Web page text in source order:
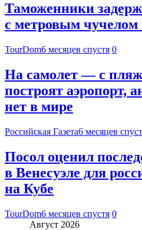
Таможенники
с метровым чучелом
TourDom6 месяцев спустя 0
На самолет — с
построят аэропорт,
нет в мире
Российская Газета6 месяцев
Посол оценил
в Венесуэле для
на Кубе
TourDom6 месяцев спустя 0
Август 2026